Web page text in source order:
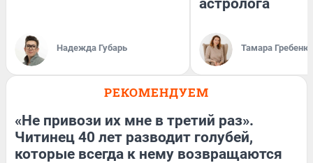
Надежда Губарь Тамара
РЕКОМЕНДУЕМ
«Не привози их мне в третий раз».
Читинец 40 лет разводит голубей,
которые всегда к нему возвращаются